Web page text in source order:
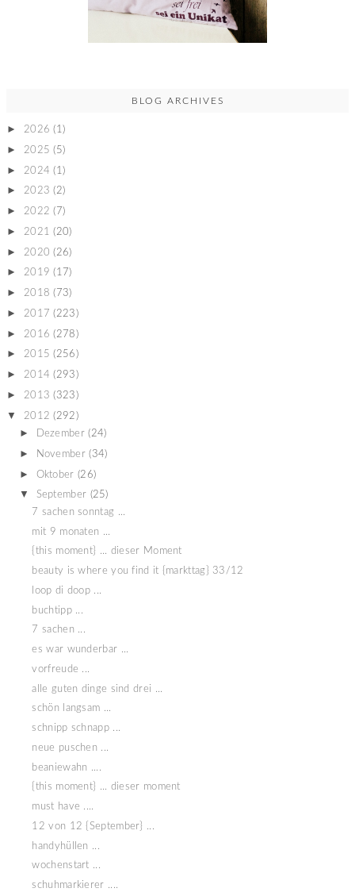
BLOG ARCHIVES
► 2026 (1)
► 2025 (5)
► 2024 (1)
► 2023 (2)
► 2022 (7)
► 2021 (20)
► 2020 (26)
► 2019 (17)
► 2018 (73)
► 2017 (223)
► 2016 (278)
► 2015 (256)
► 2014 (293)
► 2013 (323)
▼ 2012 (292)
► Dezember (24)
► November (34)
► Oktober (26)
▼ September (25)
7 sachen sonntag ...
mit 9 monaten ...
{this moment} ... dieser Moment
beauty is where you find it {markttag} 33/12
loop di doop ...
buchtipp ...
7 sachen ...
es war wunderbar ...
vorfreude ...
alle guten dinge sind drei ...
schön langsam ...
schnipp schnapp ...
neue puschen ...
beaniewahn ....
{this moment} ... dieser moment
must have ....
12 von 12 {September} ...
handyhüllen ...
wochenstart ...
schuhmarkierer ....